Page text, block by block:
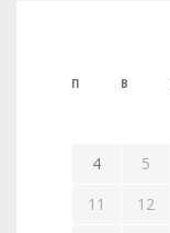
П В
4
5
11
12